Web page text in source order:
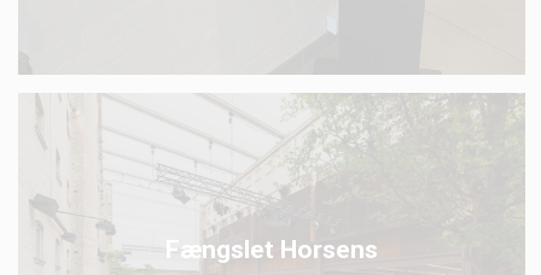
Fængslet Horsens